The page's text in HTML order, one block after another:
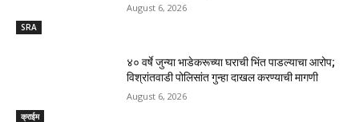
SRA
August 6, 2026
क्राईम
४० वर्षे जुन्या भाडेकरूच्या घराची भिंत पाडल्याचा आरोप;
विश्रांतवाडी पोलिसांत गुन्हा दाखल करण्याची मागणी
August 6, 2026